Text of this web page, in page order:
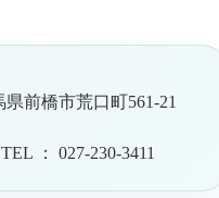
前橋市荒口町561-21
： 027-230-3411